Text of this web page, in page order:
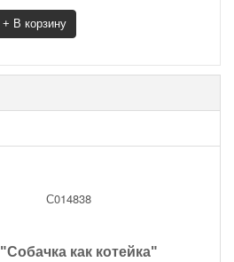
+ В корзину
С014838
"Собачка как котейка"